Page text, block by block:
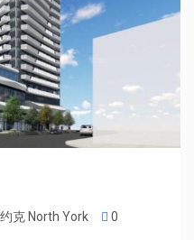
克 North York 0